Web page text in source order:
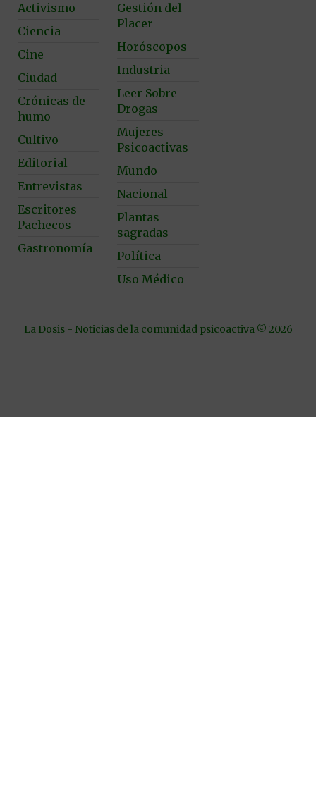
Activismo
Ciencia
Cine
Ciudad
Crónicas de
humo
Cultivo
Editorial
Entrevistas
Escritores
Pachecos
Gastronomía
Gestión del
Placer
Horóscopos
Industria
Leer Sobre
Drogas
Mujeres
Psicoactivas
Mundo
Nacional
Plantas
sagradas
Política
Uso Médico
La Dosis - Noticias de la comunidad psicoactiva © 2026